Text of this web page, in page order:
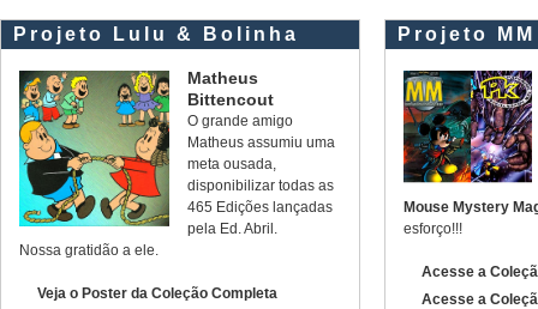
Projeto Lulu & Bolinha
Matheus
Bittencout
O grande amigo
Matheus assumiu uma
meta ousada,
disponibilizar todas as
465 Edições lançadas
pela Ed. Abril.
Nossa gratidão a ele.
Veja o Poster da Coleção Completa
Projeto
Mouse Mystery
esforço!!!
Acesse a
Acesse a